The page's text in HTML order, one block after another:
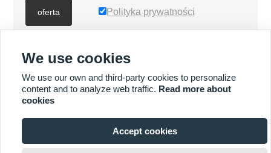

oferta Polityka prywatności
WIĘCEJ PRODUKTÓW
WIĘCEJ USŁUG
We use cookies
We use our own and third-party cookies to personalize
content and to analyze web traffic. Read more about
cookies
Accept cookies